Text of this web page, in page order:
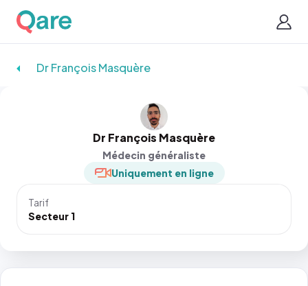
Dr François Masquère
Dr François Masquère
Médecin généraliste
Uniquement en ligne
Tarif
Secteur 1